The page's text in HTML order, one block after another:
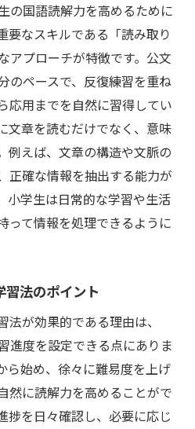
の国語読解力を高めるために
要なスキルである「読み取り
アプローチが特徴です。公文
のペースで、反復練習を重ね
応用までを自然に習得してい
文章を読むだけでなく、意味
例えば、文章の構造や文脈の
正確な情報を抽出する能力が
小学生は日常的な学習や生活
って情報を処理できるように
法のポイント
が効果的である理由は、
進度を設定できる点にありま
ら始め、徐々に難易度を上げ
然に読解力を高めることがで
捗を日々確認し、必要に応じ